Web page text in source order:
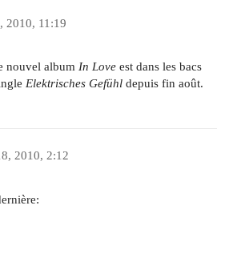
2010, 11:19
nouvel album In Love est dans les bacs
Elektrisches Gefühl depuis fin août.
2010, 2:12